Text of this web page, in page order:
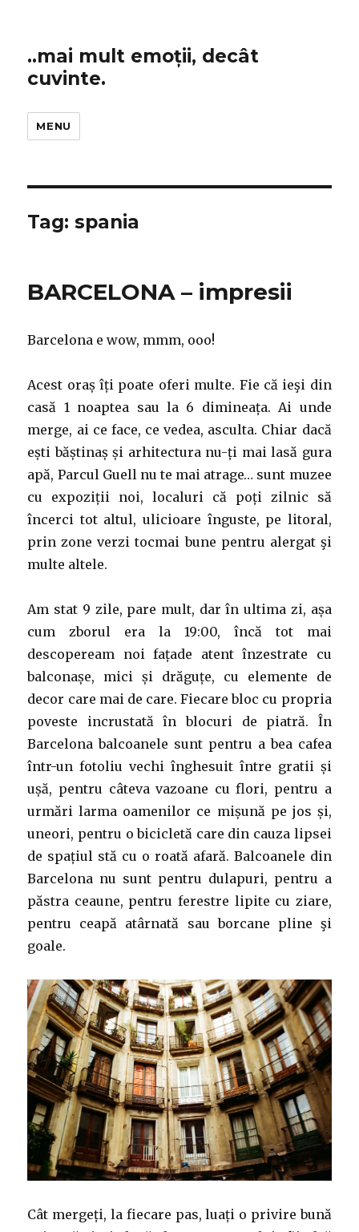
..mai mult emoții, decât
cuvinte.
MENU
Tag:spania
BARCELONA – impresii
Barcelona e wow, mmm, ooo!
Acest oraș îți poate oferi multe. Fie că ieşi din
casă 1 noaptea sau la 6 dimineața. Ai unde
merge, ai ce face, ce vedea, asculta. Chiar dacă
ești băștinaș și arhitectura nu-ți mai lasă gura
apă, Parcul Guell nu te mai atrage… sunt muzee
cu expoziții noi, localuri că poți zilnic să
încerci tot altul, ulicioare înguste, pe litoral,
prin zone verzi tocmai bune pentru alergat şi
multe altele.
Am stat 9 zile, pare mult, dar în ultima zi, așa
cum zborul era la 19:00, încă tot mai
descopeream noi fațade atent înzestrate cu
balconașe, mici și drăguțe, cu elemente de
decor care mai de care. Fiecare bloc cu propria
poveste incrustată în blocuri de piatră. În
Barcelona balcoanele sunt pentru a bea cafea
într-un fotoliu vechi înghesuit între gratii și
ușă, pentru câteva vazoane cu flori, pentru a
urmări larma oamenilor ce mișună pe jos și,
uneori, pentru o bicicletă care din cauza lipsei
de spațiul stă cu o roată afară. Balcoanele din
Barcelona nu sunt pentru dulapuri, pentru a
păstra ceaune, pentru ferestre lipite cu ziare,
pentru ceapă atârnată sau borcane pline şi
goale.
Cât mergeți, la fiecare pas, luați o privire bună